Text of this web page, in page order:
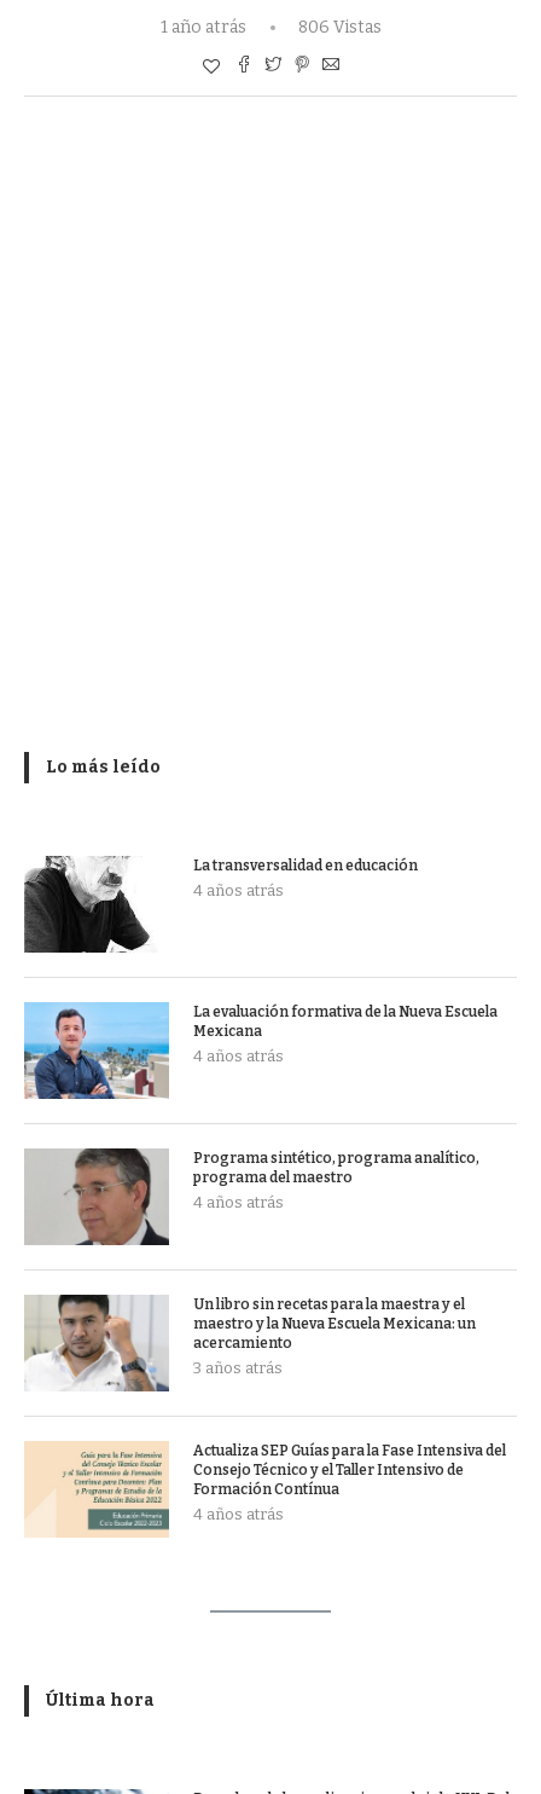
1 año atrás 806 Vistas
Lo más leído
La transversalidad en educación
4 años atrás
La evaluación formativa de la Nueva Escuela
Mexicana
4 años atrás
Programa sintético, programa analítico,
programa del maestro
4 años atrás
Un libro sin recetas para la maestra y el
maestro y la Nueva Escuela Mexicana: un
acercamiento
3 años atrás
Actualiza SEP Guías para la Fase Intensiva del
Consejo Técnico y el Taller Intensivo de
Formación Contínua
4 años atrás
Última hora